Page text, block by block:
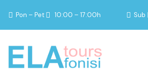
Pon – Pet 10:00 – 17:00h Sub